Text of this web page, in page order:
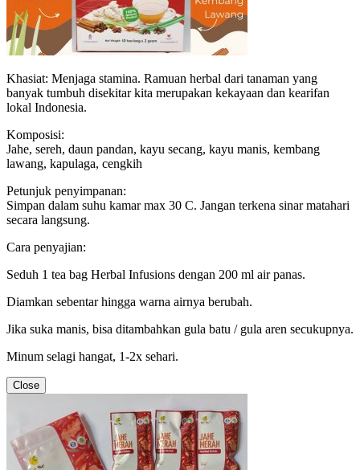
Khasiat: Menjaga stamina. Ramuan herbal dari tanaman yang
banyak tumbuh disekitar kita merupakan kekayaan dan kearifan
lokal Indonesia.
Komposisi:
Jahe, sereh, daun pandan, kayu secang, kayu manis, kembang
lawang, kapulaga, cengkih
Petunjuk penyimpanan:
Simpan dalam suhu kamar max 30 C. Jangan terkena sinar matahari
secara langsung.
Cara penyajian:
Seduh 1 tea bag Herbal Infusions dengan 200 ml air panas.
Diamkan sebentar hingga warna airnya berubah.
Jika suka manis, bisa ditambahkan gula batu / gula aren secukupnya.
Minum selagi hangat, 1-2x sehari.
Close